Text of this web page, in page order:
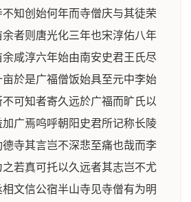
知创始何年而寺僧庆与其徒荣
者则唐光化三年也宋淳佑八年
咸淳六年始由南安史君王氏尽
於是广福僧饭始具至元中李始
可知者寄久远於广福而旷氏以
广焉呜呼朝阳史君所记称长陵
寺其言岂不深悲至痛也哉而李
之若真可托以久远者其志岂不尤
文信公宿半山寺见寺僧有为明